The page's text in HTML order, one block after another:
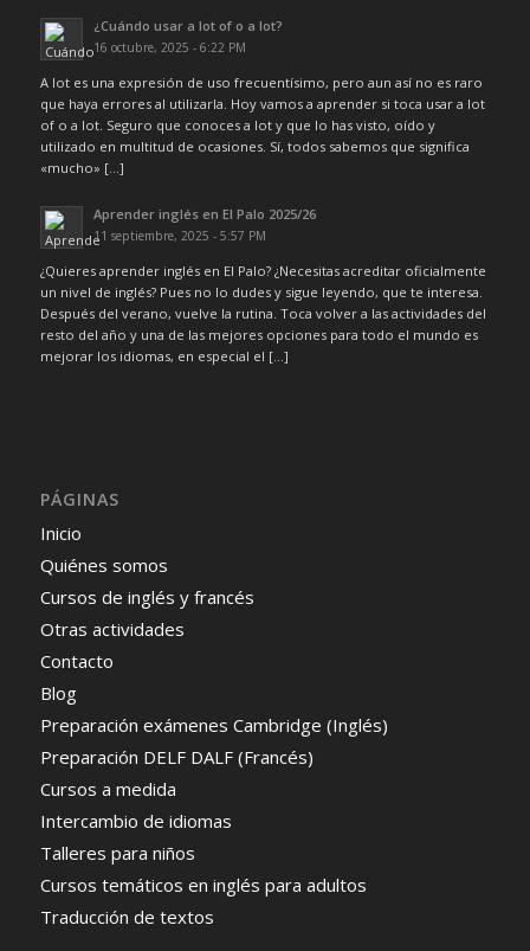
¿Cuándo usar a lot of o a lot?
16 octubre, 2025 - 6:22 PM
A lot es una expresión de uso frecuentísimo, pero aun así no es raro
que haya errores al utilizarla. Hoy vamos a aprender si toca usar a lot
of o a lot. Seguro que conoces a lot y que lo has visto, oído y
utilizado en multitud de ocasiones. Sí, todos sabemos que significa
«mucho» […]
Aprender inglés en El Palo 2025/26
11 septiembre, 2025 - 5:57 PM
¿Quieres aprender inglés en El Palo? ¿Necesitas acreditar oficialmente
un nivel de inglés? Pues no lo dudes y sigue leyendo, que te interesa.
Después del verano, vuelve la rutina. Toca volver a las actividades del
resto del año y una de las mejores opciones para todo el mundo es
mejorar los idiomas, en especial el […]
PÁGINAS
Inicio
Quiénes somos
Cursos de inglés y francés
Otras actividades
Contacto
Blog
Preparación exámenes Cambridge (Inglés)
Preparación DELF DALF (Francés)
Cursos a medida
Intercambio de idiomas
Talleres para niños
Cursos temáticos en inglés para adultos
Traducción de textos